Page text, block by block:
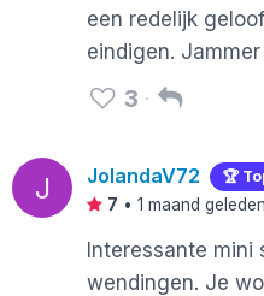
een redelijk
eindigen. Jammer
3
J JolandaV72 🏆
7 • 1 maand geleden
Interessante mini
wendingen. Je